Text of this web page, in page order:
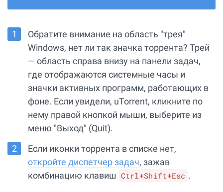
Обратите внимание на область "трея"
Windows, нет ли так значка торрента? Трей
— область справа внизу на панели задач,
где отображаются системные часы и
значки активных программ, работающих в
фоне. Если увидели, uTorrent, кликните по
нему правой кнопкой мыши, выберите из
меню "Выход" (Quit).
Если иконки торрента в списке нет,
откройте диспетчер задач, зажав
комбинацию клавиш Ctrl+Shift+Esc .